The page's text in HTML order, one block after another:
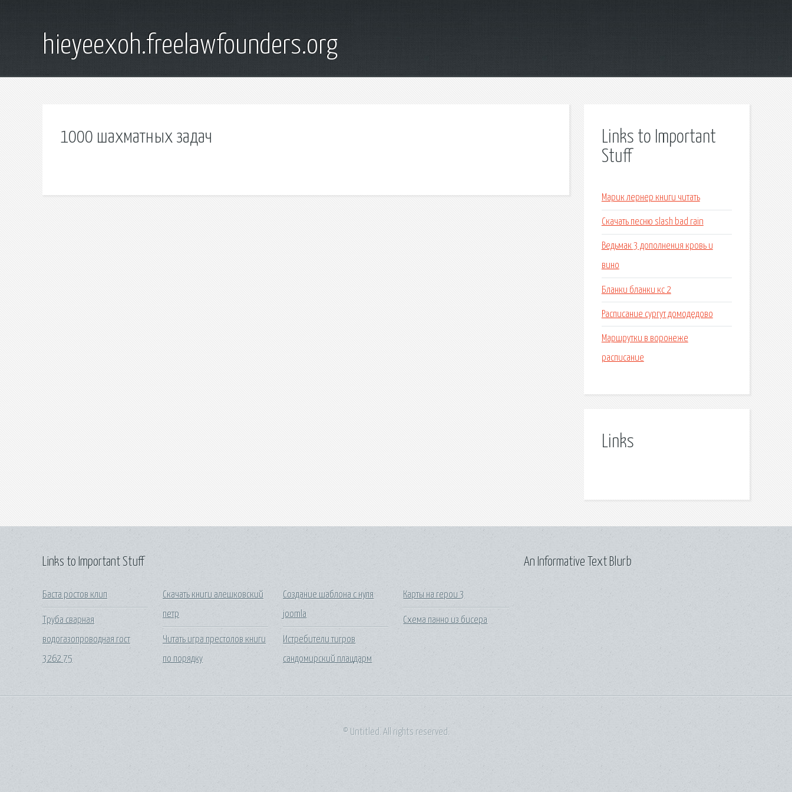
hieyeexoh.freelawfounders.org
1000 шахматных задач
Links to Important
Stuff
Марик лернер книги читать
Скачать песню slash bad rain
Ведьмак 3 дополнения кровь и
вино
Бланки бланки кс 2
Расписание сургут домодедово
Маршрутки в воронеже
расписание
Links
Links to Important Stuff
Баста ростов клип
Труба сварная
водогазопроводная гост
3262 75
Скачать книги алешковский
петр
Читать игра престолов книги
по порядку
Создание шаблона с нуля
joomla
Истребители тигров
сандомирский плацдарм
Карты на герои 3
Схема панно из бисера
An Informative Text Blurb
© Untitled. All rights reserved.